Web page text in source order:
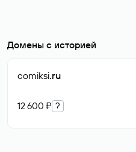
Домены с историей
comiksi.ru
12 600 ₽ ?